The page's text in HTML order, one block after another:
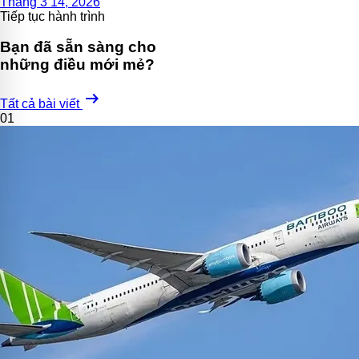
Tiếp tục hành trình
Bạn đã sẵn sàng cho
những điều mới mẻ?
Tất cả bài viết arrow_right_alt
01